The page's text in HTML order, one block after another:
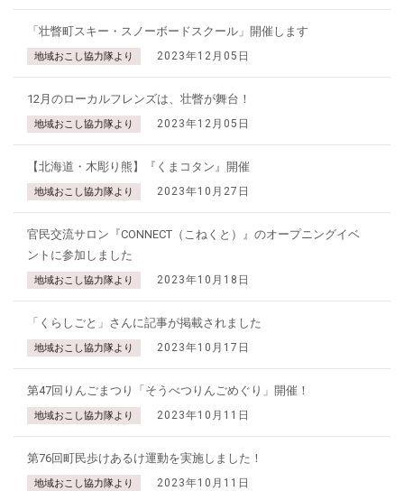
「壮瞥町スキー・スノーボードスクール」開催します
地域おこし協力隊より 2023年12月05日
12月のローカルフレンズは、壮瞥が舞台！
地域おこし協力隊より 2023年12月05日
【北海道・木彫り熊】『くまコタン』開催
地域おこし協力隊より 2023年10月27日
官民交流サロン『CONNECT（こねくと）』のオープニングイベ
ントに参加しました
地域おこし協力隊より 2023年10月18日
「くらしごと」さんに記事が掲載されました
地域おこし協力隊より 2023年10月17日
第47回りんごまつり「そうべつりんごめぐり」開催！
地域おこし協力隊より 2023年10月11日
第76回町民歩けあるけ運動を実施しました！
地域おこし協力隊より 2023年10月11日